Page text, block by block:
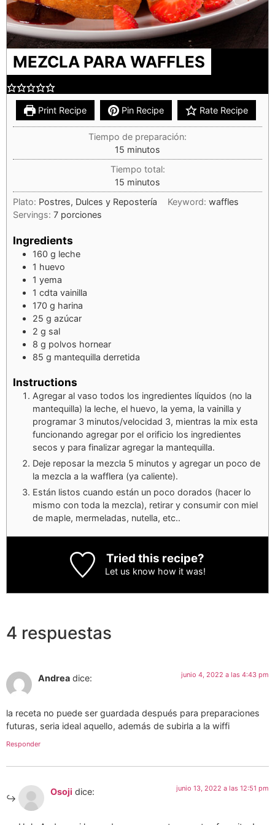
MEZCLA PARA WAFFLES
Print Recipe Pin Recipe Rate Recipe
Tiempo de preparación:
15 minutos
Tiempo total:
15 minutos
Plato: Postres, Dulces y Repostería Keyword:waffles
Servings: 7 porciones
Ingredients
160 g leche
1 huevo
1 yema
1 cdta vainilla
170 g harina
25 g azúcar
2 g sal
8 g polvos hornear
85 g mantequilla derretida
Instructions
Agregar al vaso todos los ingredientes líquidos (no la
mantequilla) la leche, el huevo, la yema, la vainilla y
programar 3 minutos/velocidad 3, mientras la mix esta
funcionando agregar por el orificio los ingredientes
secos y para finalizar agregar la mantequilla.
Deje reposar la mezcla 5 minutos y agregar un poco de
la mezcla a la wafflera (ya caliente).
Están listos cuando están un poco dorados (hacer lo
mismo con toda la mezcla), retirar y consumir con miel
de maple, mermeladas, nutella, etc..
Tried this recipe?
Let us know how it was!
4 respuestas
Andrea dice: junio 4, 2022 a las 4:43 pm
la receta no puede ser guardada después para preparaciones
futuras, seria ideal aquello, además de subirla a la wiffi
Responder
Osoji dice: junio 13, 2022 a las 12:51 pm